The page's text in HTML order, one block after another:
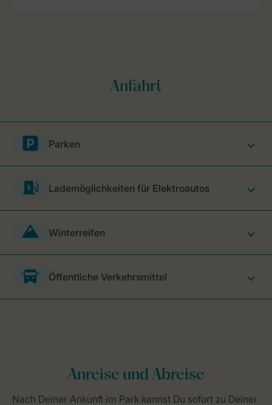
Parken
Lademöglichkeiten für Elektroautos
Winterreifen
Öffentliche Verkehrsmittel